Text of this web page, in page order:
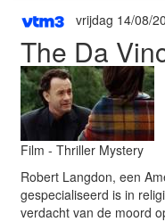
vrijdag 14/08/
The Da
Film - Thriller Mystery
Robert Langdon, een
gespecialiseerd is in
verdacht van de moord